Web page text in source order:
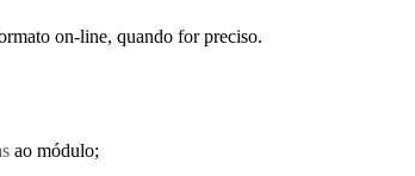
on-line, quando for preciso.
ao módulo;